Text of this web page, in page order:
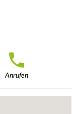
Anrufen